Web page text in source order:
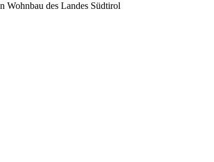
Wohnbau des Landes Südtirol